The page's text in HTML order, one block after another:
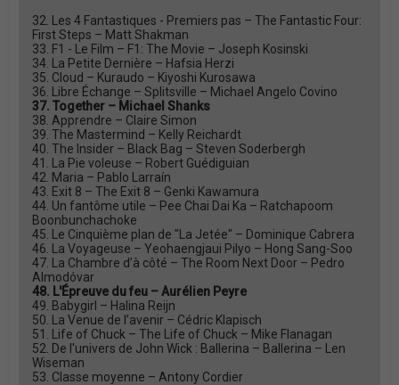
32. Les 4 Fantastiques - Premiers pas – The Fantastic Four:
First Steps – Matt Shakman
33. F1 - Le Film – F1: The Movie – Joseph Kosinski
34. La Petite Dernière – Hafsia Herzi
35. Cloud – Kuraudo – Kiyoshi Kurosawa
36. Libre Échange – Splitsville – Michael Angelo Covino
37. Together – Michael Shanks
38. Apprendre – Claire Simon
39. The Mastermind – Kelly Reichardt
40. The Insider – Black Bag – Steven Soderbergh
41. La Pie voleuse – Robert Guédiguian
42. Maria – Pablo Larraín
43. Exit 8 – The Exit 8 – Genki Kawamura
44. Un fantôme utile – Pee Chai Dai Ka – Ratchapoom
Boonbunchachoke
45. Le Cinquième plan de "La Jetée" – Dominique Cabrera
46. La Voyageuse – Yeohaengjaui Pilyo – Hong Sang-Soo
47. La Chambre d’à côté – The Room Next Door – Pedro
Almodóvar
48. L'Épreuve du feu – Aurélien Peyre
49. Babygirl – Halina Reijn
50. La Venue de l’avenir – Cédric Klapisch
51. Life of Chuck – The Life of Chuck – Mike Flanagan
52. De l'univers de John Wick : Ballerina – Ballerina – Len
Wiseman
53. Classe moyenne – Antony Cordier